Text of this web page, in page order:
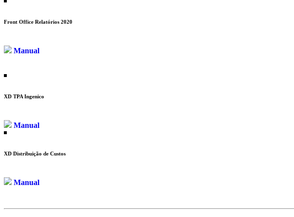
Front Office Relatórios 2020
Manual
XD TPA Ingenico
Manual
XD Distribuição de Custos
Manual